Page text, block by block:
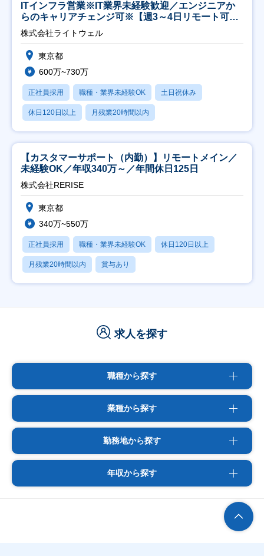
ITインフラ営業※IT業界未経験歓迎／エンジニアか
らのキャリアチェンジ可※【週3～4日リモート可
能】
株式会社ライトウェル
東京都
600万~730万
正社員採用 職種・業界未経験OK 土日祝休み
休日120日以上 月残業20時間以内
【カスタマーサポート（内勤）】リモートメイン／
未経験OK／年収340万～／年間休日125日
株式会社RERISE
東京都
340万~550万
正社員採用 職種・業界未経験OK 休日120日以上
月残業20時間以内 賞与あり
求人を探す
職種から探す
業種から探す
勤務地から探す
年収から探す